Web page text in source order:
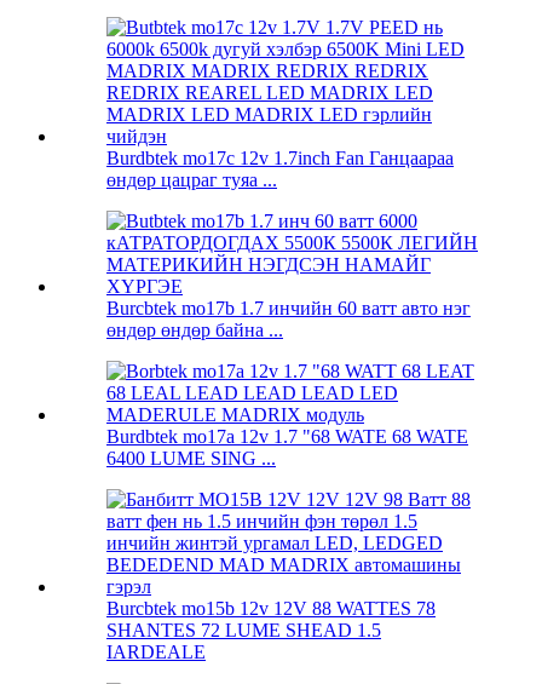
Burdbtek mo17c 12v 1.7inch Fan Ганцаараа
өндөр цацраг туяа ...
Burcbtek mo17b 1.7 инчийн 60 ватт авто нэг
өндөр өндөр байна ...
Burdbtek mo17a 12v 1.7 "68 WATE 68 WATE
6400 LUME SING ...
Burcbtek mo15b 12v 12V 88 WATTES 78
SHANTES 72 LUME SHEAD 1.5
IARDEALE